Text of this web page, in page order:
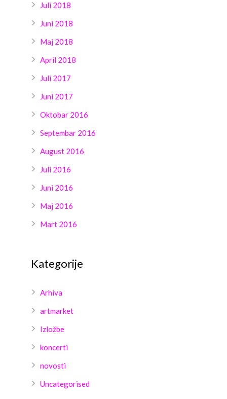
Juli 2018
Juni 2018
Maj 2018
April 2018
Juli 2017
Juni 2017
Oktobar 2016
Septembar 2016
August 2016
Juli 2016
Juni 2016
Maj 2016
Mart 2016
Kategorije
Arhiva
artmarket
Izložbe
koncerti
novosti
Uncategorised